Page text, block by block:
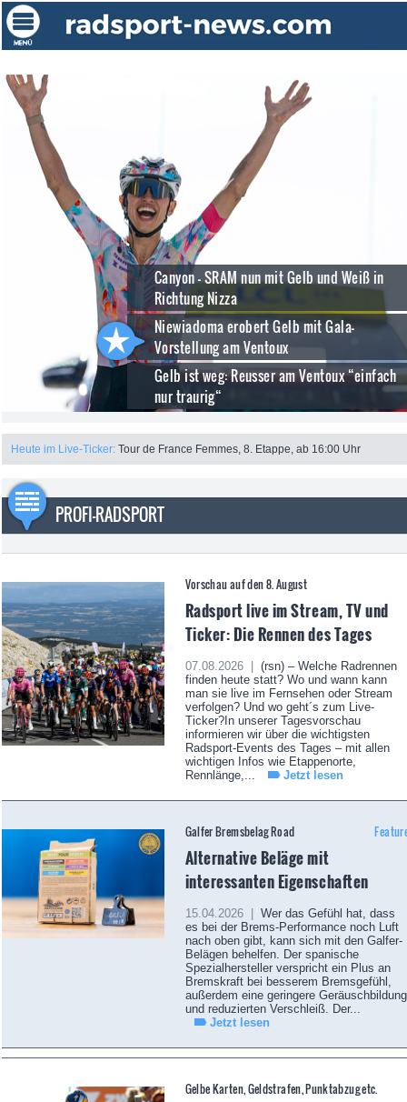
Canyon - SRAM nun mit Gelb und Weiß in
Richtung Nizza
Niewiadoma erobert Gelb mit Gala-
Vorstellung am Ventoux
Gelb ist weg: Reusser am Ventoux “einfach
nur traurig“
Heute im Live-Ticker: Tour de France Femmes, 8. Etappe, ab 16:00 Uhr
PROFI-RADSPORT
Vorschau auf den 8. August
Radsport live im Stream, TV und
Ticker: Die Rennen des Tages
07.08.2026 |
(rsn) – Welche Radrennen
finden heute statt? Wo und wann kann
man sie live im Fernsehen oder Stream
verfolgen? Und wo geht´s zum Live-
Ticker?In unserer Tagesvorschau
informieren wir über die wichtigsten
Radsport-Events des Tages – mit allen
wichtigen Infos wie Etappenorte,
Rennlänge,...
Jetzt lesen
Galfer Bremsbelag Road
Alternative Beläge mit
interessanten Eigenschaften
15.04.2026 |
Wer das Gefühl hat, dass
es bei der Brems-Performance noch Luft
nach oben gibt, kann sich mit den Galfer-
Belägen behelfen. Der spanische
Spezialhersteller verspricht ein Plus an
Bremskraft bei besserem Bremsgefühl,
außerdem eine geringere Geräuschbildung
und reduzierten Verschleiß. Der...
Jetzt lesen
Gelbe Karten, Geldstrafen, Punktabzug etc.